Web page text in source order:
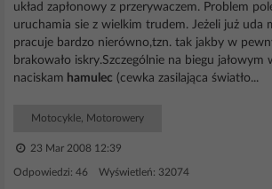
układ zapłonowy z przerywaczem. Problem
uruchamia sie z wielkim trudem. Jeżeli już uda
pracuje bardzo nierówno,tzn. tak jakby w
brakowało iskry.Szczególnie na biegu jałowym
naciskam hamulec (cewka zasilająca światło...
Motocykle, Motorowery
23 Mar 2008 12:39
Odpowiedzi: 46 Wyświetleń: 32074